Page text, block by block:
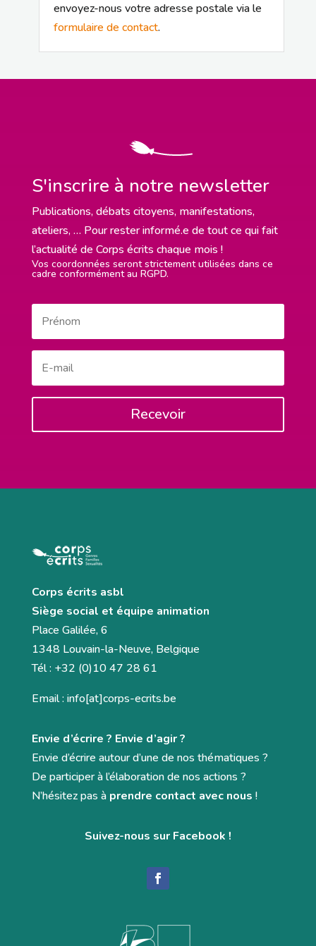
envoyez-nous votre adresse postale via le
formulaire de contact.
S'inscrire à notre newsletter
Publications, débats citoyens, manifestations,
ateliers, … Pour rester informé.e de tout ce qui fait
l’actualité de Corps écrits chaque mois !
Vos coordonnées seront strictement utilisées dans ce
cadre conformément au RGPD.
Recevoir
Corps écrits asbl
Siège social et équipe animation
Place Galilée, 6
1348 Louvain-la-Neuve, Belgique
Tél : +32 (0)10 47 28 61
Email : info[at]corps-ecrits.be
Envie d’écrire ? Envie d’agir ?
Envie d’écrire autour d’une de nos thématiques ?
De participer à l’élaboration de nos actions ?
N’hésitez pas à prendre contact avec nous !
Suivez-nous sur Facebook !